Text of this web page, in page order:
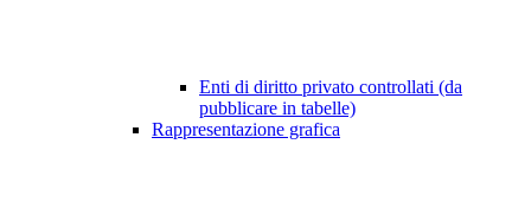
Enti di diritto privato controllati (da
pubblicare in tabelle)
Rappresentazione grafica